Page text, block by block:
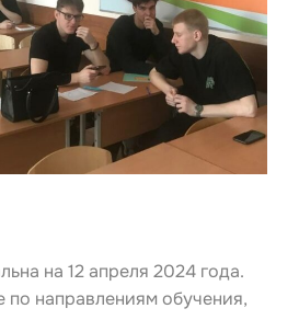
на 12 апреля 2024 года.
по направлениям обучения,